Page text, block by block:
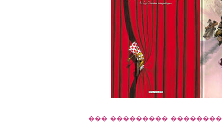
��� ��������� ����������